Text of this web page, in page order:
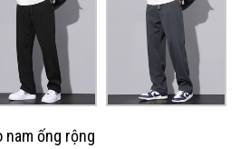
nam ống rộng